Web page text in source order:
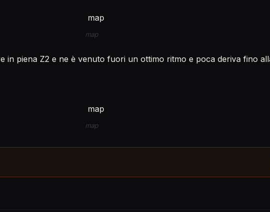
map
piena Z2 e ne è venuto fuori un ottimo ritmo e poca deriva fino
map